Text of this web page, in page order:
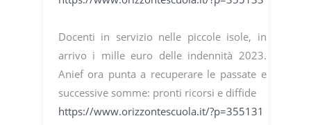
Docenti in servizio nelle piccole isole, in
arrivo i mille euro delle indennità 2023.
Anief ora punta a recuperare le passate e
successive somme: pronti ricorsi e diffide
https://www.orizzontescuola.it/?p=355131